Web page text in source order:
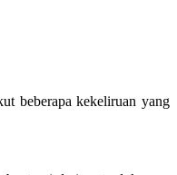
beberapa kekeliruan yang